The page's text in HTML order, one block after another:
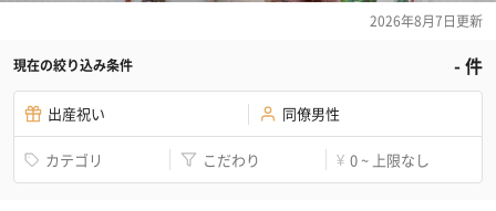
2026年8月7日更新
現在の絞り込み条件 -件
出産祝い 同僚男性
カテゴリ こだわり ¥ 0 ~ 上限なし